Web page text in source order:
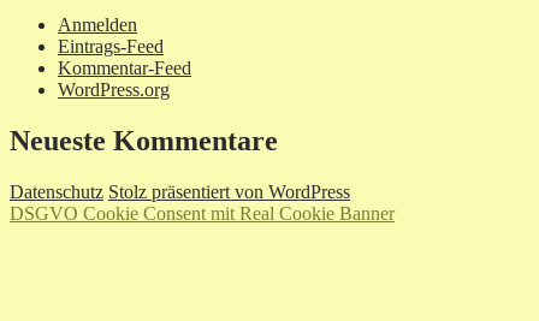
Anmelden
Eintrags-Feed
Kommentar-Feed
WordPress.org
Neueste Kommentare
Datenschutz Stolz präsentiert von WordPress
DSGVO Cookie Consent mit Real Cookie Banner